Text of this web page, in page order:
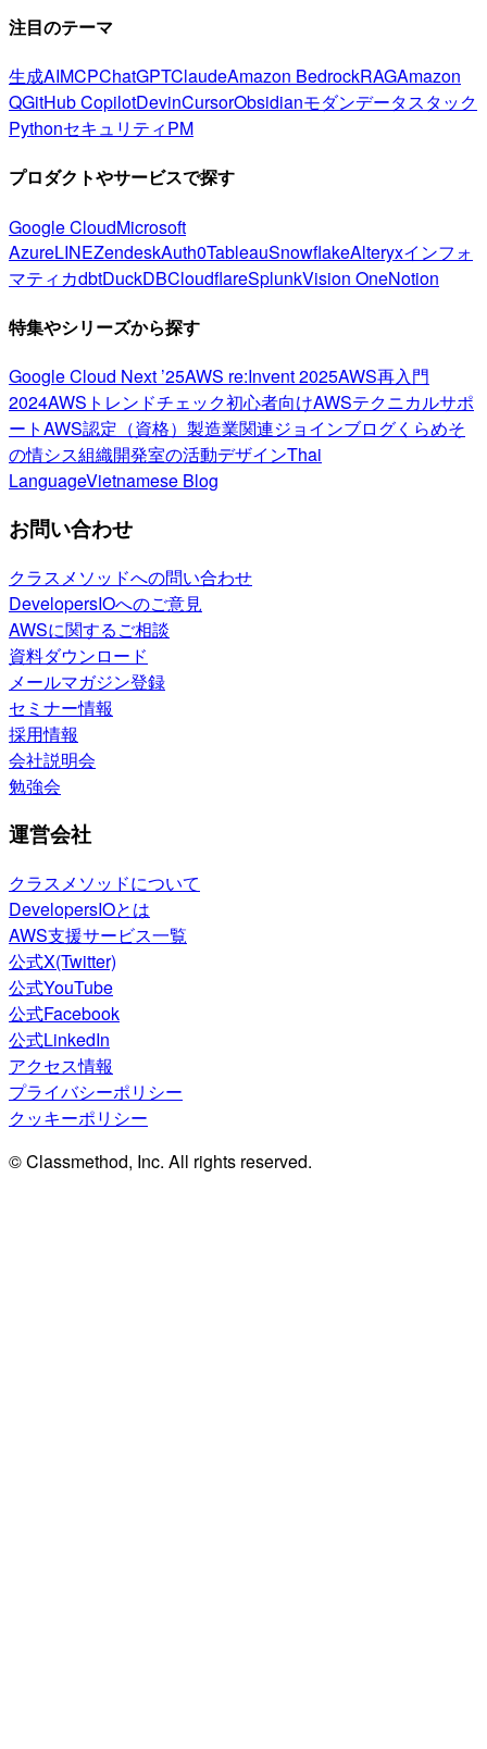
注目のテーマ
生成AIMCPChatGPTClaudeAmazon BedrockRAGAmazon
QGitHub CopilotDevinCursorObsidianモダンデータスタック
PythonセキュリティPM
プロダクトやサービスで探す
Google CloudMicrosoft
AzureLINEZendeskAuth0TableauSnowflakeAlteryxインフォ
マティカdbtDuckDBCloudflareSplunkVision OneNotion
特集やシリーズから探す
Google Cloud Next ’25AWS re:Invent 2025AWS再入門
2024AWSトレンドチェック初心者向けAWSテクニカルサポ
ートAWS認定（資格） 製造業関連ジョインブログくらめそ
の情シス組織開発室の活動デザインThai
LanguageVietnamese Blog
お問い合わせ
クラスメソッドへの問い合わせ
DevelopersIOへのご意見
AWSに関するご相談
資料ダウンロード
メールマガジン登録
セミナー情報
採用情報
会社説明会
勉強会
運営会社
クラスメソッドについて
DevelopersIOとは
AWS支援サービス一覧
公式X(Twitter)
公式YouTube
公式Facebook
公式LinkedIn
アクセス情報
プライバシーポリシー
クッキーポリシー
© Classmethod, Inc. All rights reserved.